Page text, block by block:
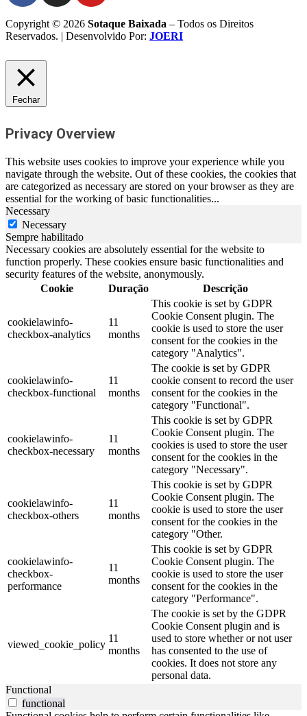
Copyright © 2026 Sotaque Baixada – Todos os Direitos
Reservados. | Desenvolvido Por: JOERI
Fechar
Privacy Overview
This website uses cookies to improve your experience while you
navigate through the website. Out of these cookies, the cookies that
are categorized as necessary are stored on your browser as they are
essential for the working of basic functionalities...
Necessary
Necessary
Sempre habilitado
Necessary cookies are absolutely essential for the website to
function properly. These cookies ensure basic functionalities and
security features of the website, anonymously.
Cookie
Duração Descrição
cookielawinfo-
checkbox-analytics
11
months
This cookie is set by GDPR
Cookie Consent plugin. The
cookie is used to store the user
consent for the cookies in the
category "Analytics".
cookielawinfo-
checkbox-functional
11
months
The cookie is set by GDPR
cookie consent to record the user
consent for the cookies in the
category "Functional".
cookielawinfo-
checkbox-necessary
11
months
This cookie is set by GDPR
Cookie Consent plugin. The
cookies is used to store the user
consent for the cookies in the
category "Necessary".
cookielawinfo-
checkbox-others
11
months
This cookie is set by GDPR
Cookie Consent plugin. The
cookie is used to store the user
consent for the cookies in the
category "Other.
cookielawinfo-
checkbox-
performance
11
months
This cookie is set by GDPR
Cookie Consent plugin. The
cookie is used to store the user
consent for the cookies in the
category "Performance".
viewed_cookie_policy
11
months
The cookie is set by the GDPR
Cookie Consent plugin and is
used to store whether or not user
has consented to the use of
cookies. It does not store any
personal data.
Functional
functional